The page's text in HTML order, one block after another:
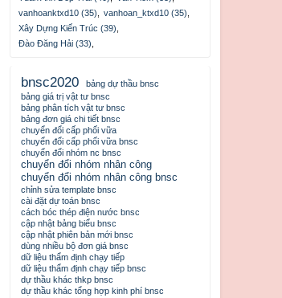
vanhoanktxd10 (35)
vanhoan_ktxd10 (35)
Xây Dựng Kiến Trúc (39)
Đào Đăng Hải (33)
bnsc2020
bảng dự thầu bnsc
bảng giá trị vật tư bnsc
bảng phân tích vật tư bnsc
bảng đơn giá chi tiết bnsc
chuyển đổi cấp phối vữa
chuyển đổi cấp phối vữa bnsc
chuyển đổi nhóm nc bnsc
chuyển đổi nhóm nhân công
chuyển đổi nhóm nhân công bnsc
chỉnh sửa template bnsc
cài đặt dự toán bnsc
cách bóc thép điện nước bnsc
cập nhật bảng biểu bnsc
cập nhật phiên bản mới bnsc
dùng nhiều bộ đơn giá bnsc
dữ liệu thẩm định chạy tiếp
dữ liệu thẩm định chạy tiếp bnsc
dự thầu khác thkp bnsc
dự thầu khác tổng hợp kinh phí bnsc